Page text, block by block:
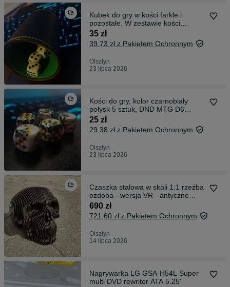
Kubek do gry w kości farkle i
pozostałe. W zestawie kości,
ekoskóra!
35 zł
39,73 zł z Pakietem Ochronnym
Olsztyn
23 lipca 2026
Kości do gry, kolor czarnobiały
połysk 5 sztuk, DND MTG D6
16x16mm
25 zł
29,38 zł z Pakietem Ochronnym
Olsztyn
23 lipca 2026
Czaszka stalowa w skali 1:1 rzeźba
ozdoba - wersja VR - antyczne
złoto
690 zł
721,60 zł z Pakietem Ochronnym
Olsztyn
14 lipca 2026
Nagrywarka LG GSA-H54L Super
multi DVD rewriter ATA 5.25'